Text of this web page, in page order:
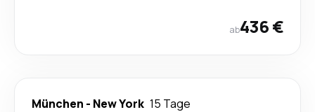
ab436 €
München - New York 15 Tage